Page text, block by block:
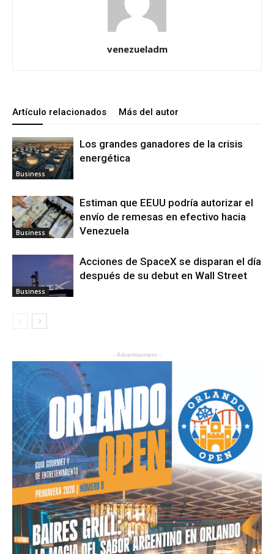
venezueladm
Artículo relacionados Más del autor
Business
Los grandes ganadores de la crisis
energética
Business
Estiman que EEUU podría autorizar el
envío de remesas en efectivo hacia
Venezuela
Business
Acciones de SpaceX se disparan el día
después de su debut en Wall Street
- Advertisement -